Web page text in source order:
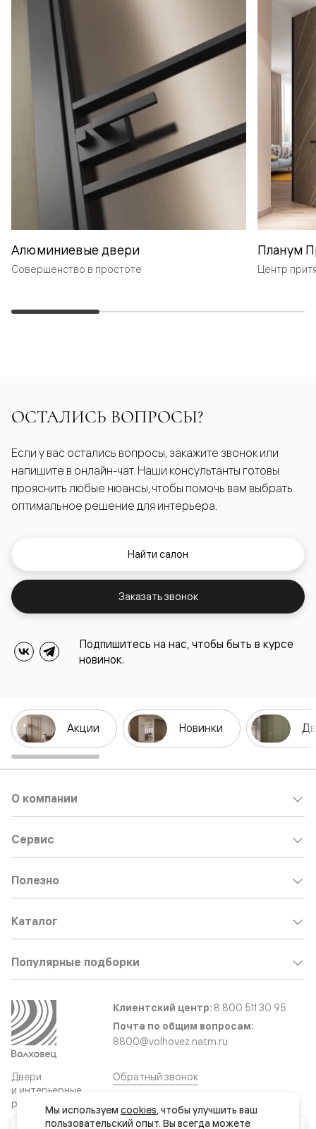
Алюминиевые двери
Совершенство в простоте
Планум
Центр
ОСТАЛИСЬ ВОПРОСЫ?
Если у вас остались вопросы, закажите звонок или
напишите в онлайн-чат. Наши консультанты готовы
прояснить любые нюансы, чтобы помочь вам выбрать
оптимальное решение для интерьера.
Найти салон
Заказать звонок
Подпишитесь на нас, чтобы быть в курсе
новинок.
Акции Новинки
Двери
и интерьерные
решения
О компании
Сервис
Полезно
Каталог
Популярные подборки
Клиентский центр: 8 800 511 30 95
Почта по общим вопросам:
8800@volhovez.natm.ru
Обратный звонок
Мы используем cookies, чтобы улучшить ваш
пользовательский опыт. Вы всегда можете